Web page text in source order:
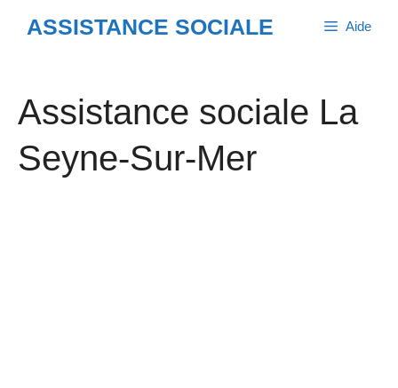
ASSISTANCE SOCIALE Aide
Assistance sociale La
Seyne-Sur-Mer